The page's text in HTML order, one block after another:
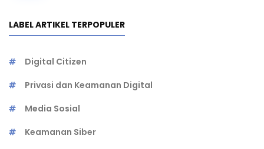
LABEL ARTIKEL TERPOPULER
Digital Citizen
Privasi dan Keamanan Digital
Media Sosial
Keamanan Siber